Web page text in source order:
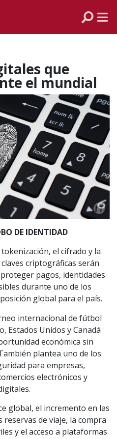
que
el mundial
DE IDENTIDAD
el cifrado y la
criptográficas serán
pagos, identidades
durante uno de los
global para el país.
internacional de fútbol
Estados Unidos y Canadá
económica sin
plantea uno de los
para empresas,
electrónicos y
global, el incremento en las
de viaje, la compra
y el acceso a plataformas
VENEZUELA